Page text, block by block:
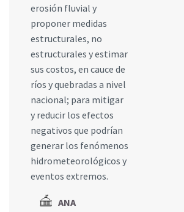
erosión fluvial y
proponer medidas
estructurales, no
estructurales y estimar
sus costos, en cauce de
ríos y quebradas a nivel
nacional; para mitigar
y reducir los efectos
negativos que podrían
generar los fenómenos
hidrometeorológicos y
eventos extremos.
ANA